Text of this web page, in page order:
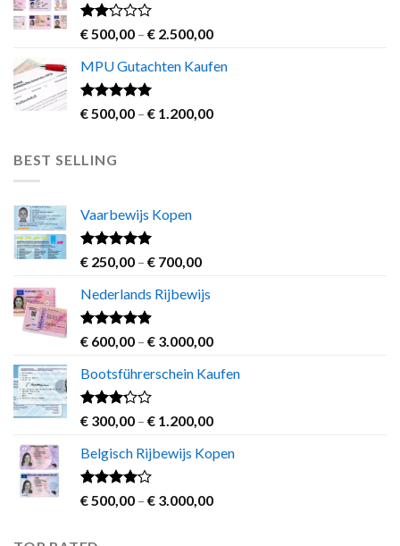
€ 2.000,00
Rated
out
of 5
€ 500,00 – € 2.500,00Price
€ 500,00
€ 2.500,00
MPU Gutachten Kaufen
Rated5.00
out of 5
€ 500,00 – € 1.200,00Price
BEST SELLING
Vaarbewijs Kopen
Rated4.63
out of 5
€ 250,00 – € 700,00Price
€ 250,00
€ 700,00
Nederlands Rijbewijs
Rated4.60
out of 5
€ 600,00 – € 3.000,00Price
€ 600,00
€ 3.000,00
Bootsführerschein Kaufen
Rated
out of
5
€ 300,00 – € 1.200,00Price
€ 300,00
€ 1.200,00
Belgisch Rijbewijs Kopen
Rated
out
€500,00 – € 3.000,00Price